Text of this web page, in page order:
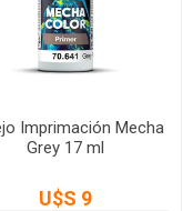
Imprimación Mecha
Grey 17 ml
U$S 9